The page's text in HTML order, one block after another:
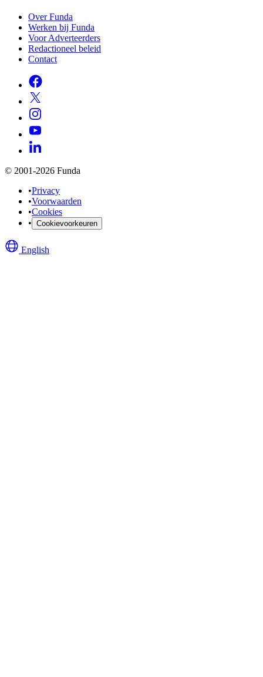
Over Funda
Werken bij Funda
Voor Adverteerders
Redactioneel beleid
Contact
© 2001-2026 Funda
•Privacy
•Voorwaarden
•Cookies
• Cookievoorkeuren
English